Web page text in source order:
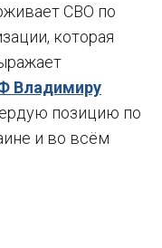
СВО по
которая
Владимиру
позицию по
и во всём